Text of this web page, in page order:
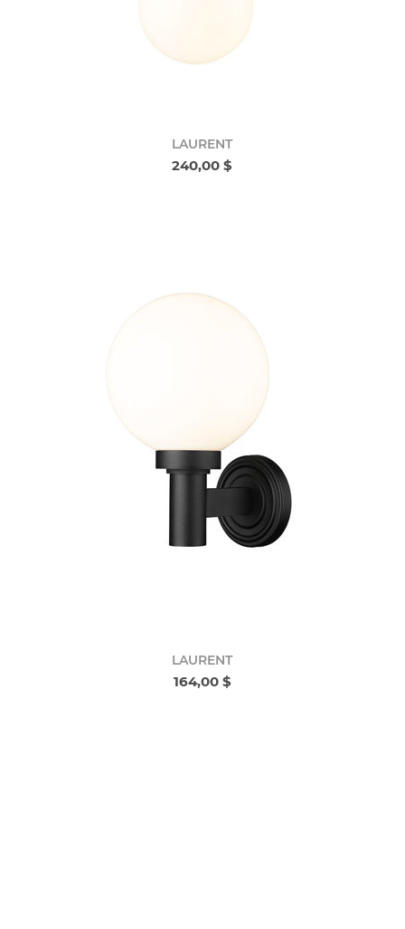
LAURENT
240,00 $
LAURENT
164,00 $